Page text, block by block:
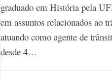
graduado em História pela
em assuntos relacionados ao
atuando como agente de
desde 4…